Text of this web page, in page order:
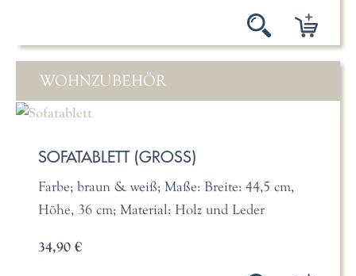
WOHNZUBEHÖR
SOFATABLETT (GROSS)
Farbe; braun & weiß; Maße: Breite: 44,5 cm,
Höhe, 36 cm; Material: Holz und Leder
34,90 €